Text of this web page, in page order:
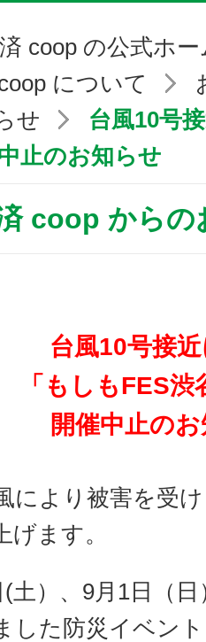
coop の公式ホ
について
せ
台風10号
止のお知らせ
coop からの
台風10号接
「もしもFES
開催中止の
により被害を受
ます。
(土）、9月1日（
した防災イベン